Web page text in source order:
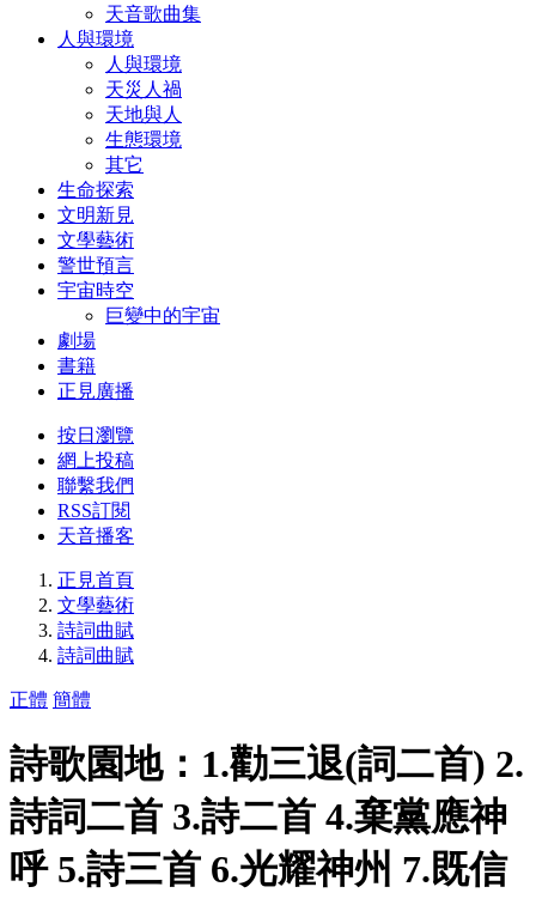
天音歌曲集
人與環境
人與環境
天災人禍
天地與人
生態環境
其它
生命探索
文明新見
文學藝術
警世預言
宇宙時空
巨變中的宇宙
劇場
書籍
正見廣播
按日瀏覽
網上投稿
聯繫我們
RSS訂閱
天音播客
正見首頁
文學藝術
詩詞曲賦
詩詞曲賦
正體 簡體
詩歌園地：1.勸三退(詞二首) 2.
詩詞二首 3.詩二首 4.棄黨應神
呼 5.詩三首 6.光耀神州 7.既信